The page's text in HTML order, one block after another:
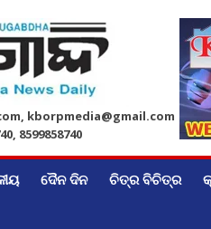
kborpmedia@gmail.com
8599858740
ଦୈନ ଦିନ ଚିତ୍ର ବିଚିତ୍ର